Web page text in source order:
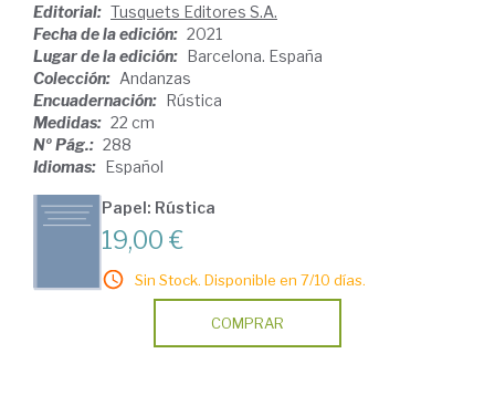
Editorial: Tusquets Editores S.A.
Fecha de la edición: 2021
Lugar de la edición: Barcelona. España
Colección: Andanzas
Encuadernación: Rústica
Medidas: 22 cm
Nº Pág.: 288
Idiomas: Español
Papel: Rústica
19,00 €
Sin Stock. Disponible en 7/10 días.
COMPRAR